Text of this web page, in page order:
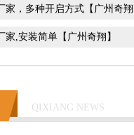
家，多种开启方式【广州奇
家,安装简单【广州奇翔】
QIXIANG NEWS